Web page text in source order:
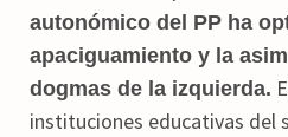
autonómico del PP ha
apaciguamiento y la
dogmas de la izquierda.
instituciones educativas del